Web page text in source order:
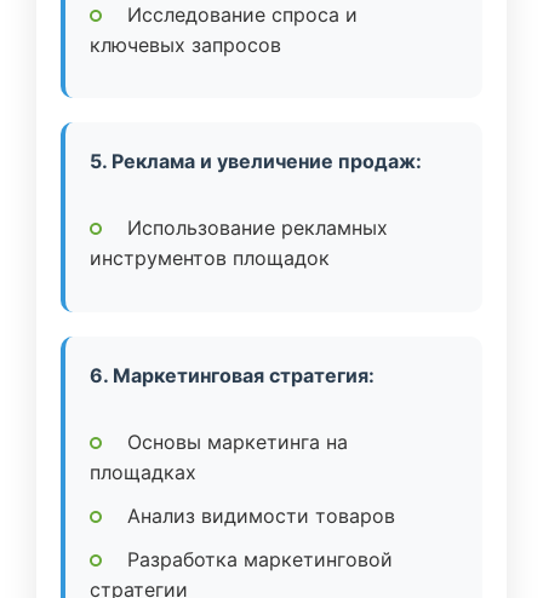
Исследование спроса и
ключевых запросов
5. Реклама и увеличение продаж:
Использование рекламных
инструментов площадок
6. Маркетинговая стратегия:
Основы маркетинга на
площадках
Анализ видимости товаров
Разработка маркетинговой
стратегии